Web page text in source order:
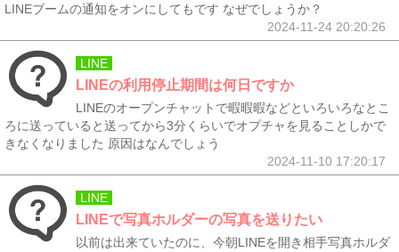
LINEブームの通知をオンにしてもです なぜでしょうか？
2024-11-24 20:20:26
LINE
LINEの利用停止期間は何日ですか
LINEのオープンチャットで暇暇暇などといろいろなとこ
ろに送っていると送ってから3分くらいでオプチャを見ることしかで
きなくなりました 原因はなんでしょう
2024-11-10 17:20:17
LINE
LINEで写真ホルダーの写真を送りたい
以前は出来ていたのに、今朝LINEを開き相手写真ホルダ